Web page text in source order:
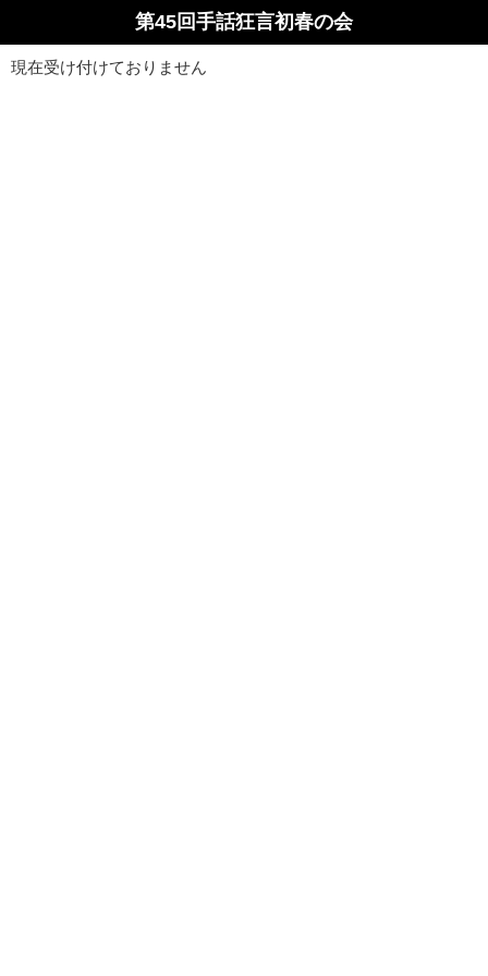
第45回手話狂言初春の会
現在受け付けておりません